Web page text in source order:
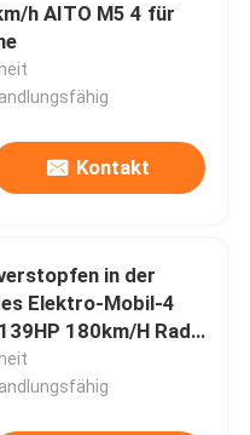
h AITO M5 4 für
Kontakt
in der
Elektro-Mobil-4
180km/H Rad-
MPV 1.5T